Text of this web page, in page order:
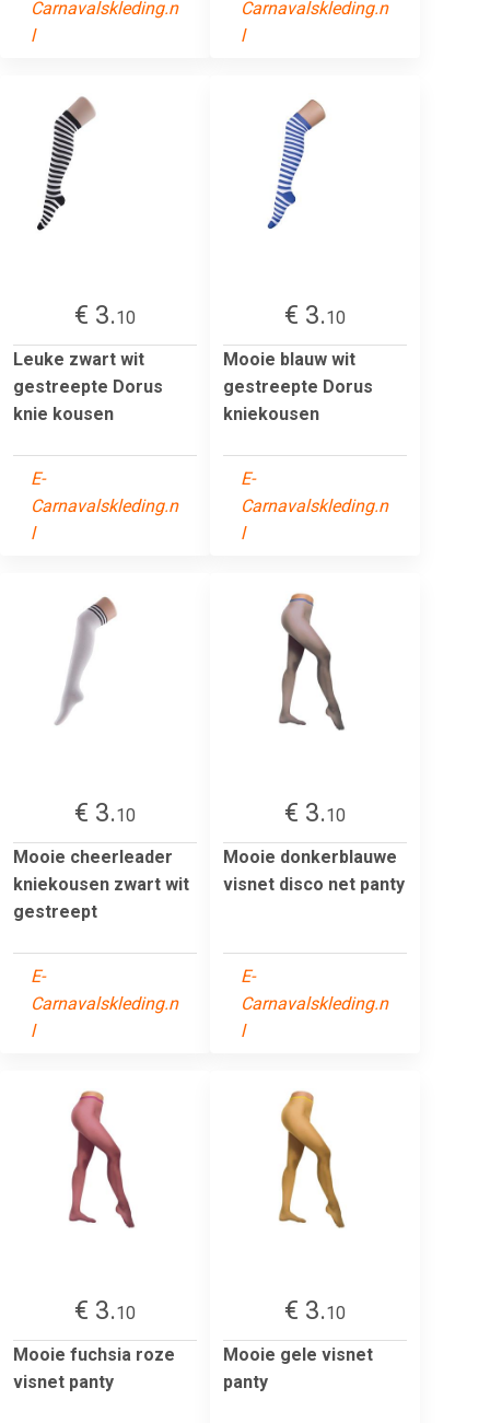
Carnavalskleding.n
l
Carnavalskleding.n
l
€ 3.10
Leuke zwart wit
gestreepte Dorus
knie kousen
E-
Carnavalskleding.n
l
€ 3.10
Mooie blauw wit
gestreepte Dorus
kniekousen
E-
Carnavalskleding.n
l
€ 3.10
Mooie cheerleader
kniekousen zwart wit
gestreept
E-
Carnavalskleding.n
l
€ 3.10
Mooie donkerblauwe
visnet disco net panty
E-
Carnavalskleding.n
l
€ 3.10
Mooie fuchsia roze
visnet panty
€ 3.10
Mooie gele visnet
panty